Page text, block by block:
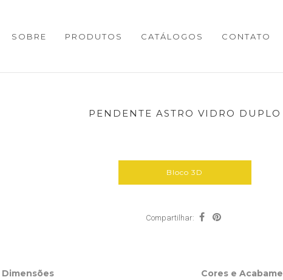
SOBRE PRODUTOS CATÁLOGOS CONTATO
PENDENTE ASTRO VIDRO DUPLO
Bloco 3D
Compartilhar:
Dimensões Cores e